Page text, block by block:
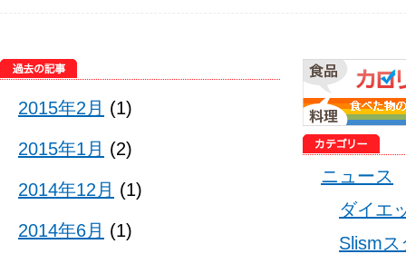
ニュース
ダイエ
Slism
2015年2月 (1)
2015年1月 (2)
2014年12月 (1)
2014年6月 (1)